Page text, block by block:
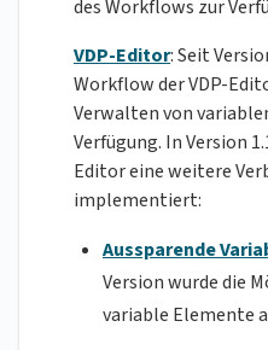
des Workflows zur
VDP-Editor: Seit
Workflow der VDP-
Verwalten von
Verfügung. In Version
Editor eine weitere
implementiert:
Aussparende
Version wurde die
variable Elemente